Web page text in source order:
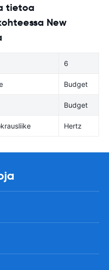
tietoa
New
6
Budget
Budget
Hertz